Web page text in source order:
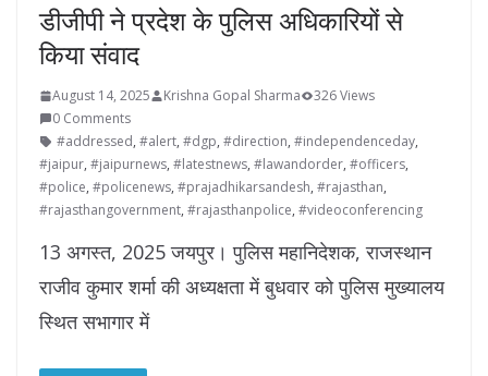
डीजीपी ने प्रदेश के पुलिस अधिकारियों से
किया संवाद
August 14, 2025 Krishna Gopal Sharma
326 Views
0 Comments
#addressed, #alert, #dgp, #direction, #independenceday,
#jaipur, #jaipurnews, #latestnews, #lawandorder, #officers,
#police, #policenews, #prajadhikarsandesh, #rajasthan,
#rajasthangovernment, #rajasthanpolice, #videoconferencing
13 अगस्त, 2025 जयपुर। पुलिस महानिदेशक, राजस्थान
राजीव कुमार शर्मा की अध्यक्षता में बुधवार को पुलिस मुख्यालय
स्थित सभागार में